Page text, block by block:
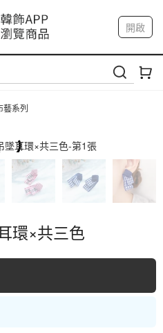
9/6 淡水捷運站
9/13 八里海巡基地
23 桃園青埔置地廣場
開啟
我的帳戶
藝系列
環×共三色